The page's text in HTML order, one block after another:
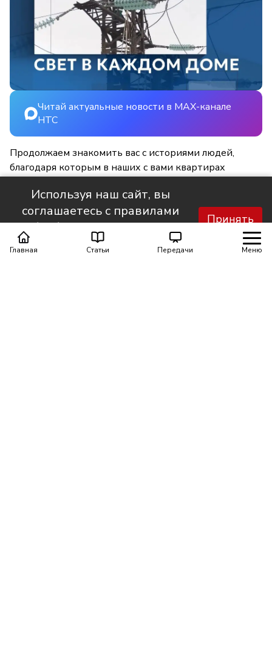
Главная Статьи Передачи Меню
Читай актуальные новости в MAX-канале
НТС
Продолжаем знакомить вас с историями людей,
благодаря которым в наших с вами квартирах
Используя наш сайт, вы
соглашаетесь с правилами
обработки персональных
данных.
Принять